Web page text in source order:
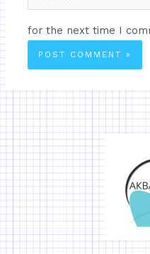
for the next time I